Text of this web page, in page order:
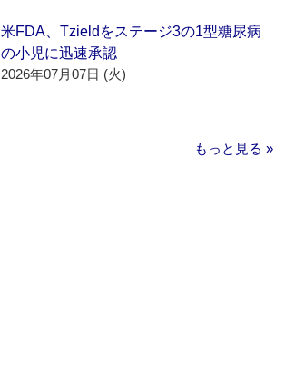
米FDA、Tzieldをステージ3の1型糖尿病
の小児に迅速承認
2026年07月07日 (火)
もっと見る »